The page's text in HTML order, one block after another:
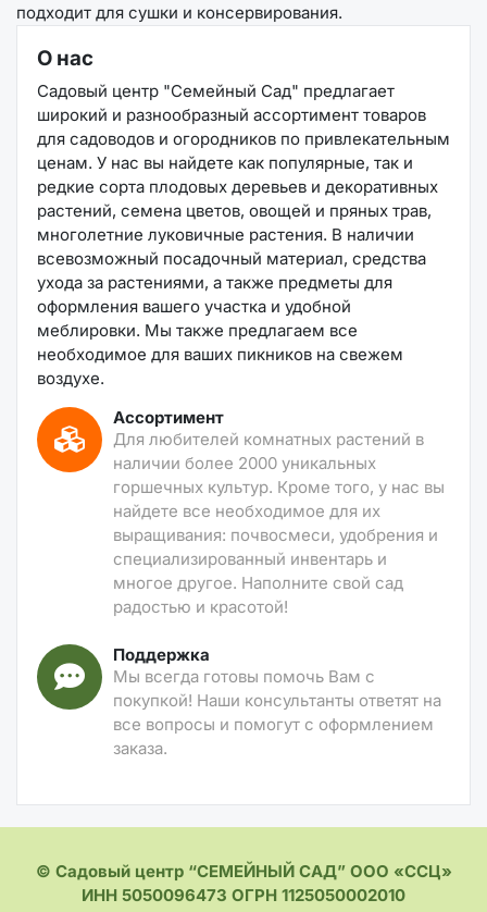
подходит для сушки и консервирования.
О нас
Садовый центр "Семейный Сад" предлагает
широкий и разнообразный ассортимент товаров
для садоводов и огородников по привлекательным
ценам. У нас вы найдете как популярные, так и
редкие сорта плодовых деревьев и декоративных
растений, семена цветов, овощей и пряных трав,
многолетние луковичные растения. В наличии
всевозможный посадочный материал, средства
ухода за растениями, а также предметы для
оформления вашего участка и удобной
меблировки. Мы также предлагаем все
необходимое для ваших пикников на свежем
воздухе.
Ассортимент
Для любителей комнатных растений в
наличии более 2000 уникальных
горшечных культур. Кроме того, у нас вы
найдете все необходимое для их
выращивания: почвосмеси, удобрения и
специализированный инвентарь и
многое другое. Наполните свой сад
радостью и красотой!
Поддержка
Мы всегда готовы помочь Вам с
покупкой! Наши консультанты ответят на
все вопросы и помогут с оформлением
заказа.
© Садовый центр “СЕМЕЙНЫЙ САД” ООО «ССЦ»
ИНН 5050096473 ОГРН 1125050002010